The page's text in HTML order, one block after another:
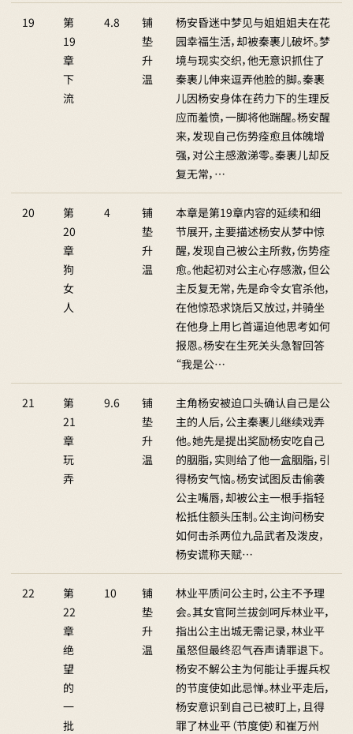
19
第
19
章
下
流
4.8
铺
垫
升
温
杨安昏迷中梦见与姐姐姐夫在花
园幸福生活，却被秦裹儿破坏。梦
境与现实交织，他无意识抓住了
秦裹儿伸来逗弄他脸的脚。秦裹
儿因杨安身体在药力下的生理反
应而羞愤，一脚将他踹醒。杨安醒
来，发现自己伤势痊愈且体魄增
强，对公主感激涕零。秦裹儿却反
复无常，…
20
第
20
章
狗
女
人
4
铺
垫
升
温
本章是第19章内容的延续和细
节展开，主要描述杨安从梦中惊
醒，发现自己被公主所救，伤势痊
愈。他起初对公主心存感激，但公
主反复无常，先是命令女官杀他，
在他惊恐求饶后又放过，并骑坐
在他身上用匕首逼迫他思考如何
报恩。杨安在生死关头急智回答
“我是公…
21
第
21
章
玩
弄
9.6
铺
垫
升
温
主角杨安被迫口头确认自己是公
主的人后，公主秦裹儿继续戏弄
他。她先是提出奖励杨安吃自己
的胭脂，实则给了他一盒胭脂，引
得杨安气恼。杨安试图反击偷袭
公主嘴唇，却被公主一根手指轻
松抵住额头压制。公主询问杨安
如何击杀两位九品武者及泼皮，
杨安谎称天赋…
22
第
22
章
绝
望
的
一
批
10
铺
垫
升
温
林业平质问公主时，公主不予理
会。其女官阿兰拔剑呵斥林业平，
指出公主出城无需记录，林业平
虽怒但最终忍气吞声请罪退下。
杨安不解公主为何能让手握兵权
的节度使如此忌惮。林业平走后，
杨安意识到自己已被盯上，且得
罪了林业平（节度使）和崔万州